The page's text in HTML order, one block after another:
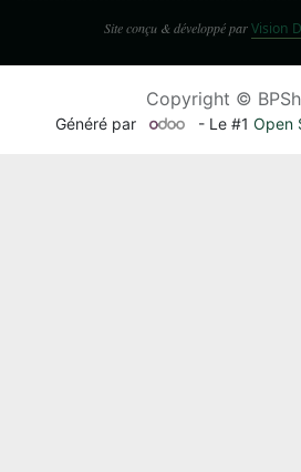
Site conçu & développé parVision
Copyright ©
Généré par - Le #1Open